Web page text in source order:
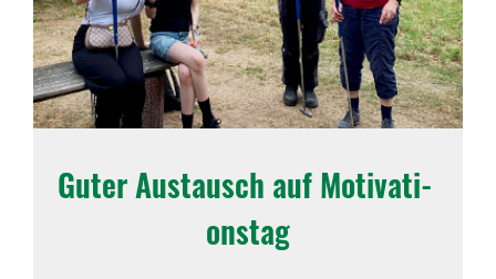
Guter Austausch auf Moti­va­ti­
onstag